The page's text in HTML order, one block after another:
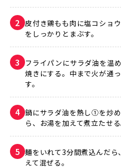
皮付き鶏もも肉に塩コショ
をしっかりとまぶす。
フライパンにサラダ油を温
焼きにする。中まで火が通
す。
鍋にサラダ油を熱し①を炒
ら、お湯を加えて煮立たせる
麺をいれて3分間煮込んだ
えて混ぜる。